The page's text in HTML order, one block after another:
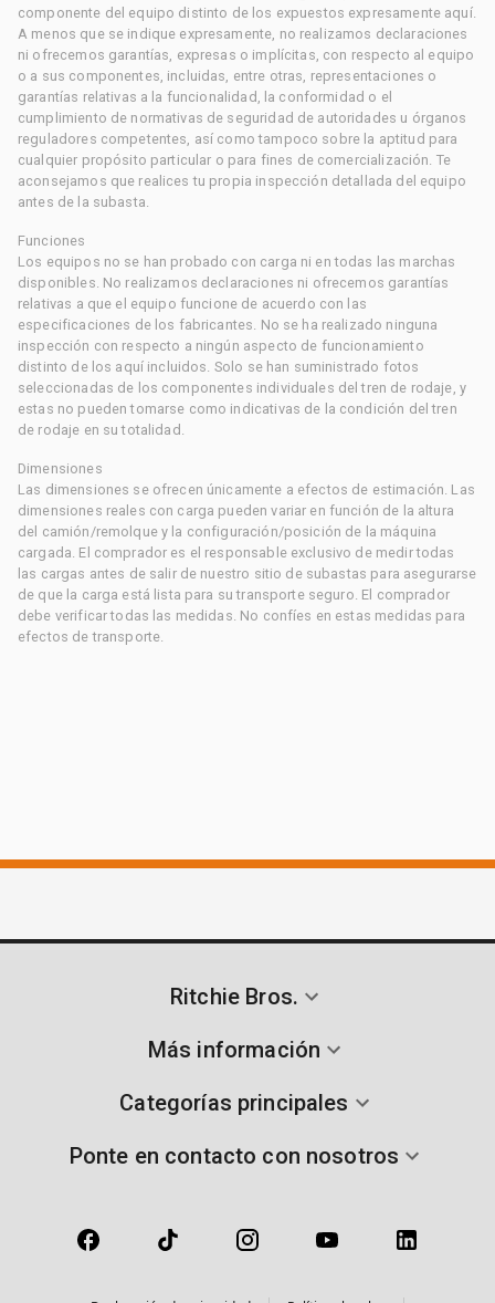
componente del equipo distinto de los expuestos expresamente aquí.
A menos que se indique expresamente, no realizamos declaraciones
ni ofrecemos garantías, expresas o implícitas, con respecto al equipo
o a sus componentes, incluidas, entre otras, representaciones o
garantías relativas a la funcionalidad, la conformidad o el
cumplimiento de normativas de seguridad de autoridades u órganos
reguladores competentes, así como tampoco sobre la aptitud para
cualquier propósito particular o para fines de comercialización. Te
aconsejamos que realices tu propia inspección detallada del equipo
antes de la subasta.
Funciones
Los equipos no se han probado con carga ni en todas las marchas
disponibles. No realizamos declaraciones ni ofrecemos garantías
relativas a que el equipo funcione de acuerdo con las
especificaciones de los fabricantes. No se ha realizado ninguna
inspección con respecto a ningún aspecto de funcionamiento
distinto de los aquí incluidos. Solo se han suministrado fotos
seleccionadas de los componentes individuales del tren de rodaje, y
estas no pueden tomarse como indicativas de la condición del tren
de rodaje en su totalidad.
Dimensiones
Las dimensiones se ofrecen únicamente a efectos de estimación. Las
dimensiones reales con carga pueden variar en función de la altura
del camión/remolque y la configuración/posición de la máquina
cargada. El comprador es el responsable exclusivo de medir todas
las cargas antes de salir de nuestro sitio de subastas para asegurarse
de que la carga está lista para su transporte seguro. El comprador
debe verificar todas las medidas. No confíes en estas medidas para
efectos de transporte.
Ritchie Bros.
Más información
Categorías principales
Ponte en contacto con nosotros